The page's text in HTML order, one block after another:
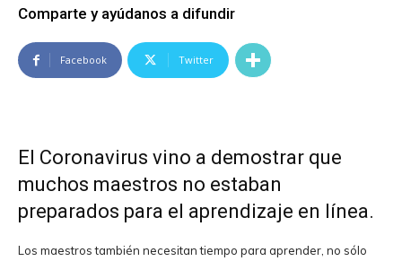
Comparte y ayúdanos a difundir
Facebook Twitter
El Coronavirus vino a demostrar que
muchos maestros no estaban
preparados para el aprendizaje en línea.
Los maestros también necesitan tiempo para aprender, no sólo